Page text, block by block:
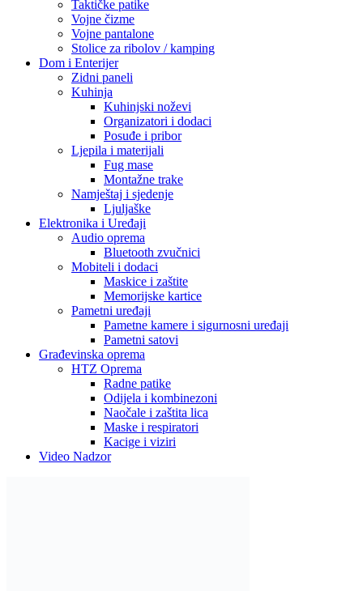
Taktičke patike
Vojne čizme
Vojne pantalone
Stolice za ribolov / kamping
Dom i Enterijer
Zidni paneli
Kuhinja
Kuhinjski noževi
Organizatori i dodaci
Posuđe i pribor
Ljepila i materijali
Fug mase
Montažne trake
Namještaj i sjedenje
Ljuljaške
Elektronika i Uređaji
Audio oprema
Bluetooth zvučnici
Mobiteli i dodaci
Maskice i zaštite
Memorijske kartice
Pametni uređaji
Pametne kamere i sigurnosni uređaji
Pametni satovi
Građevinska oprema
HTZ Oprema
Radne patike
Odijela i kombinezoni
Naočale i zaštita lica
Maske i respiratori
Kacige i viziri
Video Nadzor